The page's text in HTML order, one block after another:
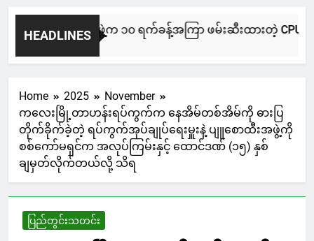
HEADLINES
NUG မကွေးအဖွဲ့က ၁၀ ရက်ခန့်အကြာ ဖမ်းဆီးထားတဲ့ CPU
10 Hours Ago
Home 2025
November
ကလေးမြို့တာဟန်းရပ်ကွက်က နေအိမ်တစ်အိမ်ကို ဓားပြ
တိုက်ခိုက်ခဲ့တဲ့ ရပ်ကွက်အုပ်ချုပ်ရေးမှူးနဲ့ ပျူစောထီးအဖွဲ့ကို
စစ်ကော်မရှင်က အလုပ်ကြမ်းနှင့် ထောင်ဒဏ် (၁၅) နှစ်
ချမှတ်လိုက်တယ်လို့ သိရ
ပြည်တွင်းသတင်း